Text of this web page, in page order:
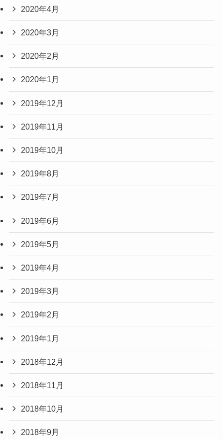
2020年4月
2020年3月
2020年2月
2020年1月
2019年12月
2019年11月
2019年10月
2019年8月
2019年7月
2019年6月
2019年5月
2019年4月
2019年3月
2019年2月
2019年1月
2018年12月
2018年11月
2018年10月
2018年9月